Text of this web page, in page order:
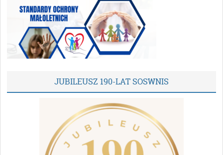
JUBILEUSZ 190-LAT SOSWNIS